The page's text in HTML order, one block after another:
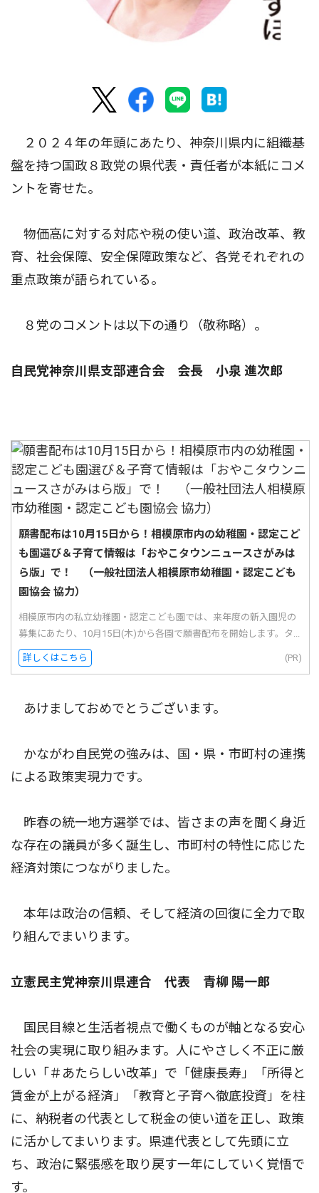
２０２４年の年頭にあたり、神奈川県内に組織基
盤を持つ国政８政党の県代表・責任者が本紙にコメ
ントを寄せた。
物価高に対する対応や税の使い道、政治改革、教
育、社会保障、安全保障政策など、各党それぞれの
重点政策が語られている。
８党のコメントは以下の通り（敬称略）。
自民党神奈川県支部連合会 会長 小泉 進次郎
願書配布は10月15日から！相模原市内の幼稚園・認定こど
も園選び＆子育て情報は「おやこタウンニュースさがみは
ら版」で！ （一般社団法人相模原市幼稚園・認定こども
園協会 協力）
相模原市内の私立幼稚園・認定こども園では、来年度の新入園児の
募集にあたり、10月15日(木)から各園で願書配布を開始します。タ...
詳しくはこちら (PR)
あけましておめでとうございます。
かながわ自民党の強みは、国・県・市町村の連携
による政策実現力です。
昨春の統一地方選挙では、皆さまの声を聞く身近
な存在の議員が多く誕生し、市町村の特性に応じた
経済対策につながりました。
本年は政治の信頼、そして経済の回復に全力で取
り組んでまいります。
立憲民主党神奈川県連合 代表 青柳 陽一郎
国民目線と生活者視点で働くものが軸となる安心
社会の実現に取り組みます。人にやさしく不正に厳
しい「＃あたらしい改革」で「健康長寿」「所得と
賃金が上がる経済」「教育と子育へ徹底投資」を柱
に、納税者の代表として税金の使い道を正し、政策
に活かしてまいります。県連代表として先頭に立
ち、政治に緊張感を取り戻す一年にしていく覚悟で
す。